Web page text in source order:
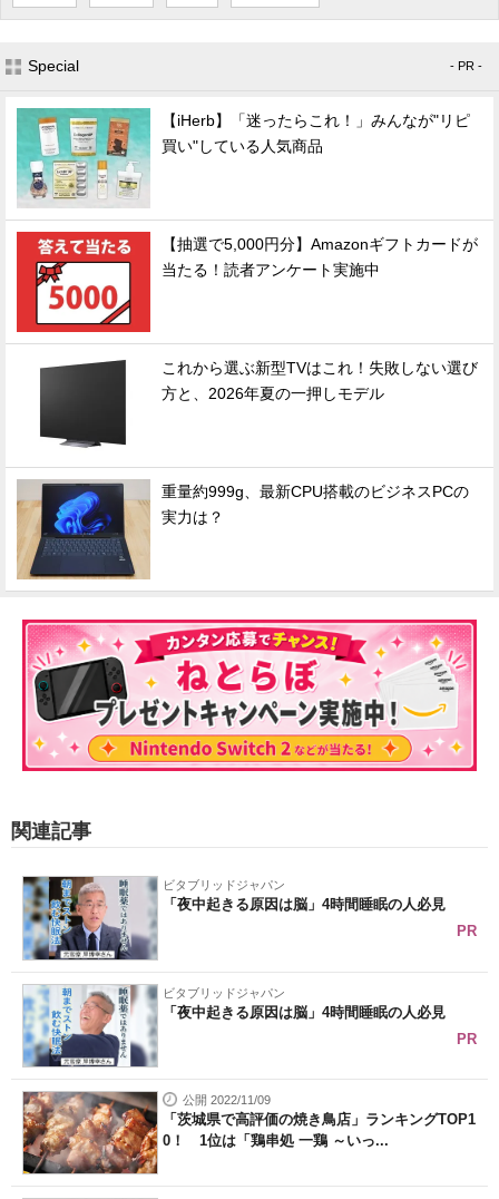
Special - PR -
【iHerb】「迷ったらこれ！」みんなが"リピ
買い"している人気商品
【抽選で5,000円分】Amazonギフトカードが
当たる！読者アンケート実施中
これから選ぶ新型TVはこれ！失敗しない選び
方と、2026年夏の一押しモデル
重量約999g、最新CPU搭載のビジネスPCの
実力は？
関連記事
ビタブリッドジャパン
「夜中起きる原因は脳」4時間睡眠の人必見
PR
ビタブリッドジャパン
「夜中起きる原因は脳」4時間睡眠の人必見
PR
公開 2022/11/09
「茨城県で高評価の焼き鳥店」ランキングTOP1
0！ 1位は「鶏串処 一鶏 ～いっ...